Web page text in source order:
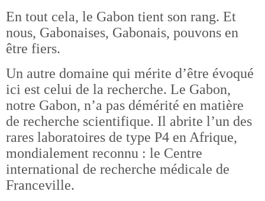
En tout cela, le Gabon tient son rang. Et
nous, Gabonaises, Gabonais, pouvons en
être fiers.
Un autre domaine qui mérite d’être évoqué
ici est celui de la recherche. Le Gabon,
notre Gabon, n’a pas démérité en matière
de recherche scientifique. Il abrite l’un des
rares laboratoires de type P4 en Afrique,
mondialement reconnu : le Centre
international de recherche médicale de
Franceville.